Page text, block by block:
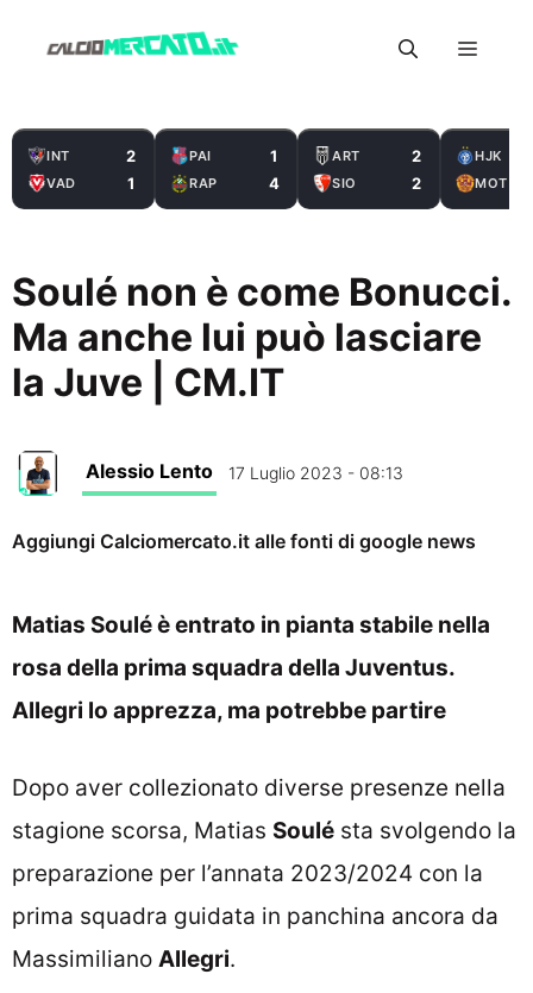
Menu
INT 2
VAD 1
PAI 1
RAP 4
ART 2
SIO 2
HJK
MOT
Soulé non è come Bonucci.
Ma anche lui può lasciare
la Juve | CM.IT
Alessio Lento 17 Luglio 2023 - 08:13
Aggiungi Calciomercato.it alle fonti di google news
Matias Soulé è entrato in pianta stabile nella
rosa della prima squadra della Juventus.
Allegri lo apprezza, ma potrebbe partire
Dopo aver collezionato diverse presenze nella
stagione scorsa, Matias Soulé sta svolgendo la
preparazione per l’annata 2023/2024 con la
prima squadra guidata in panchina ancora da
Massimiliano Allegri.